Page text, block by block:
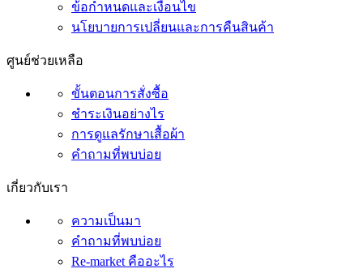
ข้อกำหนดและเงื่อนไข
นโยบายการเปลี่ยนและการคืนสินค้า
ศูนย์ช่วยเหลือ
ขั้นตอนการสั่งซื้อ
ชำระเงินอย่างไร
การดูแลรักษาเสื้อผ้า
คำถามที่พบบ่อย
เกี่ยวกับเรา
ความเป็นมา
คำถามที่พบบ่อย
Re-market คืออะไร